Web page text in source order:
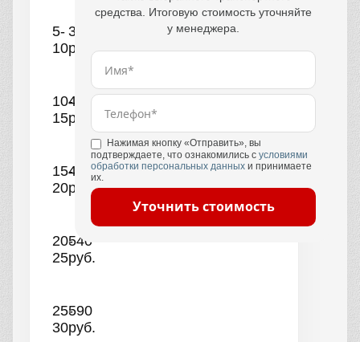
5-
10
390
руб.
10-
15
440
руб.
15-
20
490
руб.
20-
25
540
руб.
25-
30
590
руб.
средства. Итоговую стоимость уточняйте
у менеджера.
Нажимая кнопку «Отправить», вы
подтверждаете, что ознакомились с условиями
обработки персональных данных и принимаете
их.
Уточнить стоимость